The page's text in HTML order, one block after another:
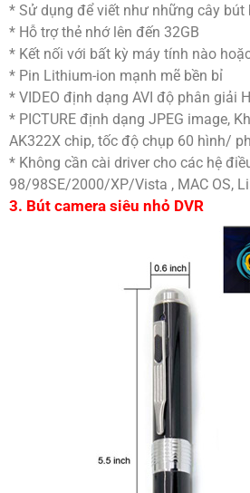
* Sử dụng để viết như những cây bút
* Hỗ trợ thẻ nhớ lên đến 32GB
* Kết nối với bất kỳ máy tính nào
* Pin Lithium-ion mạnh mẽ bền bỉ
* VIDEO định dạng AVI độ phân giải
* PICTURE định dạng JPEG image,
AK322X chip, tốc độ chụp 60 hình/
* Không cần cài driver cho các hệ
98/98SE/2000/XP/Vista , MAC OS,
3. Bút camera siêu nhỏ DVR